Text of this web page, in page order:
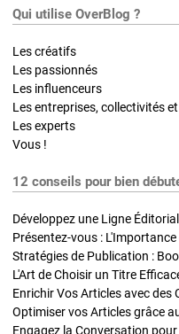
Qui utilise OverBlog ?
Les créatifs
Les passionnés
Les influenceurs
Les entreprises, collectivités
Les experts
Vous !
12 conseils pour bien
Développez une Ligne
Présentez-vous :
L'Art de Choisir un Titre
Optimiser vos Articles grâce
Engagez la Conversation